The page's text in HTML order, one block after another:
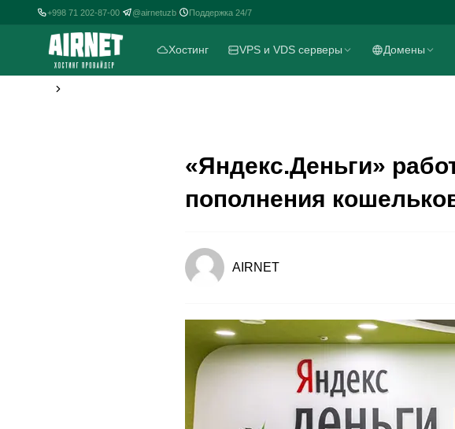
+998 71 202-87-00| @airnetuzb| Поддержка 24/7
Хостинг VPS и VDS серверы Домены
«Яндекс.Деньги»
пополнения
AIRNET